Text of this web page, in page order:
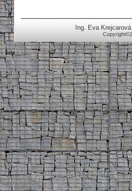
Ing. Eva Krejcarová |
Copyright